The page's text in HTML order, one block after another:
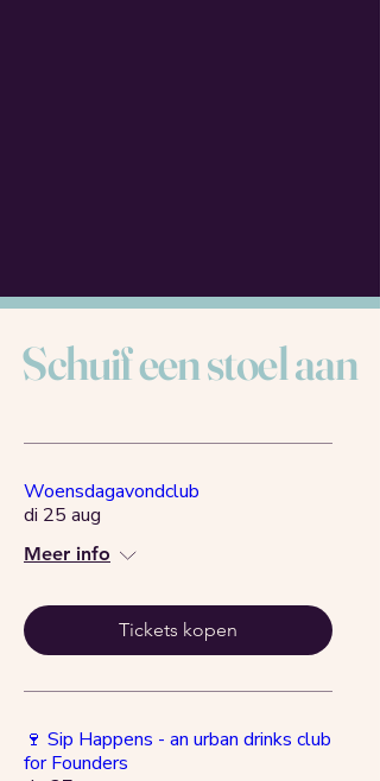
Schuif een stoel aan
Woensdagavondclub
di 25 aug
Meer info
Tickets kopen
🍷 Sip Happens - an urban drinks club
for Founders